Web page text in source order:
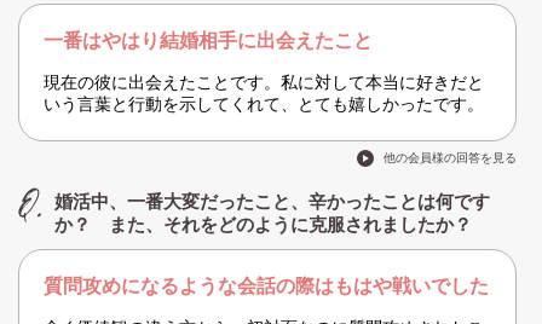
一番はやはり結婚相手に出会えたこと
現在の彼に出会えたことです。私に対して本当に好きだと
いう言葉と行動を示してくれて、とても嬉しかったです。
他の会員様の回答を見る
婚活中、一番大変だったこと、辛かったことは何です
か？ また、それをどのように克服されましたか？
質問攻めになるような会話の際はもはや戦いでした